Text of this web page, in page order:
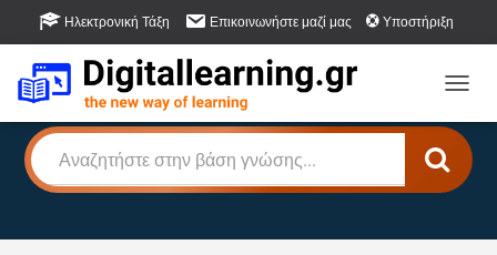
Ηλεκτρονική Τάξη Επικοινωνήστε μαζί μας Υποστήριξη
Βάση Γνώσης
Πως μπορούμε να βοηθήσουμε;